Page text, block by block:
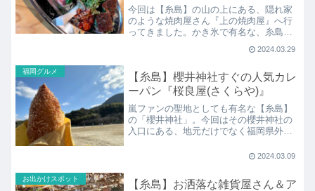
今回は【糸島】の山の上にある、隠れ家
のような焼肉屋さん『上の焼肉屋』へ行
ってきました。かき氷で有名な、糸島の
のすぐお隣。自家製の韓国のおかず「パ
度は訪れてほしいほど絶品です。
2024.03.29
福岡グルメ
【糸島】櫻井神社すぐの人気カレ
ーパン『桜良屋(さくらや)』
嵐ファンの聖地としても有名な【糸島】
の「櫻井神社」。今回はその櫻井神社の
入口にある、地元だけでなく福岡県外の
(さくらや)』について紹介します！2024.03.09
お出かけスポット
【糸島】お洒落な雑貨屋さん＆ア